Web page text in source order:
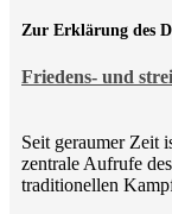
Friedens- und
Zur Erklärung des
Seit geraumer Zeit
zentrale Aufrufe
traditionellen